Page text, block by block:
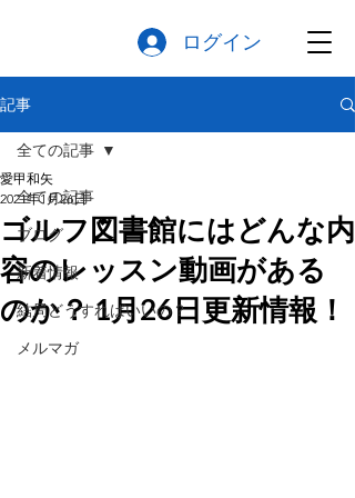
ログイン
記事
全ての記事
ブログ
新着情報
結局どうすればいいの？
メルマガ
全ての記事
ゴルフ図書館にはどんな内
容のレッスン動画がある
のか？ 1月26日更新情報！
愛甲和矢
2021年1月26日